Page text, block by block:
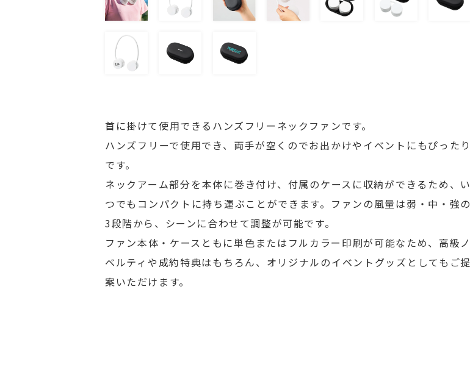
首に掛けて使用できるハンズフリーネックファンです。
ハンズフリーで使用でき、両手が空くのでお出かけやイベントにもぴったり
です。
ネックアーム部分を本体に巻き付け、付属のケースに収納ができるため、い
つでもコンパクトに持ち運ぶことができます。ファンの風量は弱・中・強の
3段階から、シーンに合わせて調整が可能です。
ファン本体・ケースともに単色またはフルカラー印刷が可能なため、高級ノ
ベルティや成約特典はもちろん、オリジナルのイベントグッズとしてもご提
案いただけます。